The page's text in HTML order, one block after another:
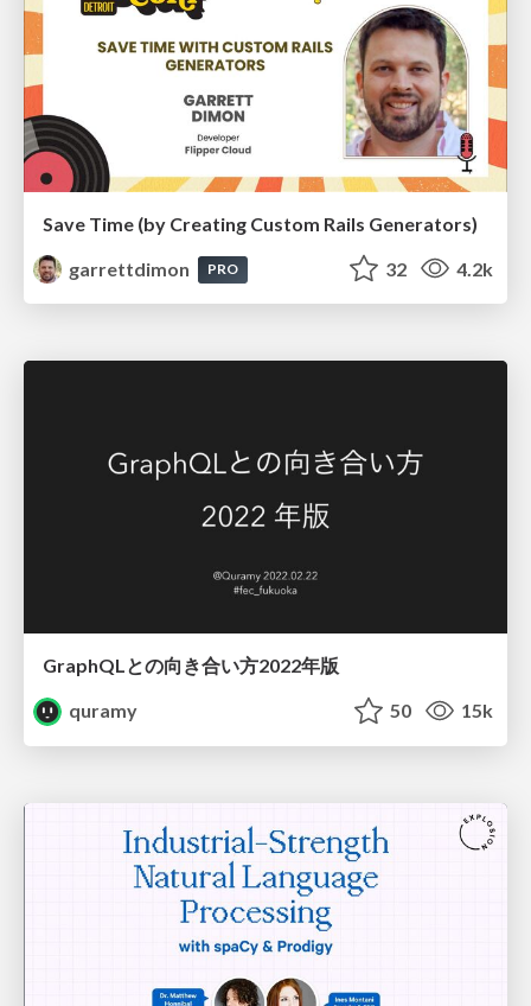
Save Time (by Creating Custom Rails Generators)
garrettdimon
PRO 32 4.2k
GraphQLとの向き合い方2022年版
quramy
50 15k